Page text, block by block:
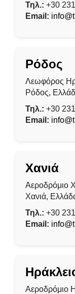
Τηλ.: +30
Email:
Ρόδος
Λεωφόρος
Ρόδος,
Τηλ.: +30
Email:
Χανιά
Αεροδρόμιο
Χανιά,
Τηλ.: +30
Email:
Αεροδρόμιο